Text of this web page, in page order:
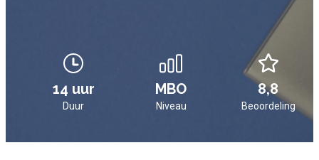
Account en hulp
Meer
14 uur MBO 8,8
Duur Niveau Beoordeling